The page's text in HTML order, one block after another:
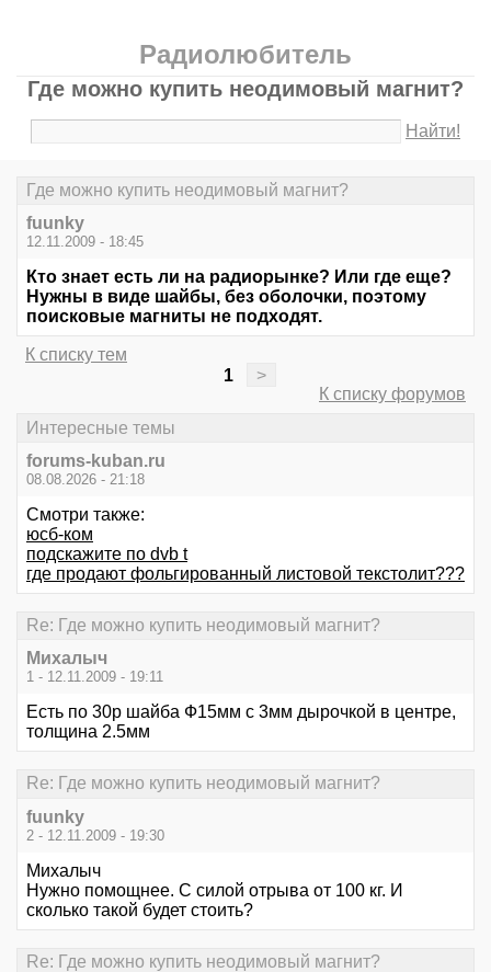
Радиолюбитель
Где можно купить неодимовый магнит?
Найти!
Где можно купить неодимовый магнит?
fuunky
12.11.2009 - 18:45
Кто знает есть ли на радиорынке? Или где еще?
Нужны в виде шайбы, без оболочки, поэтому
поисковые магниты не подходят.
К списку тем
1
>
К списку форумов
Интересные темы
forums-kuban.ru
08.08.2026 - 21:18
Смотри также:
юсб-ком
подскажите по dvb t
где продают фольгированный листовой текстолит???
Re: Где можно купить неодимовый магнит?
Михалыч
1 - 12.11.2009 - 19:11
Есть по 30р шайба Ф15мм с 3мм дырочкой в центре,
толщина 2.5мм
Re: Где можно купить неодимовый магнит?
fuunky
2 - 12.11.2009 - 19:30
Михалыч
Нужно помощнее. С силой отрыва от 100 кг. И
сколько такой будет стоить?
Re: Где можно купить неодимовый магнит?